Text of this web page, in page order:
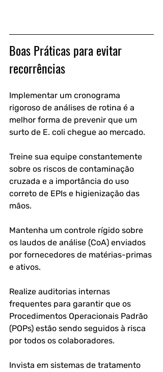
Boas Práticas para evitar
recorrências
Implementar um cronograma
rigoroso de análises de rotina é a
melhor forma de prevenir que um
surto de E. coli chegue ao mercado.
Treine sua equipe constantemente
sobre os riscos de contaminação
cruzada e a importância do uso
correto de EPIs e higienização das
mãos.
Mantenha um controle rígido sobre
os laudos de análise (CoA) enviados
por fornecedores de matérias-primas
e ativos.
Realize auditorias internas
frequentes para garantir que os
Procedimentos Operacionais Padrão
(POPs) estão sendo seguidos à risca
por todos os colaboradores.
Invista em sistemas de tratamento